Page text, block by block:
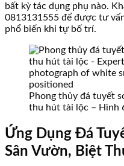
bất kỳ tác dụng phụ nào.
0813131555 để được tư
phổ biến khi tự bố trí.
Phong thủy đá tuyết
thu hút tài lộc – Hình
Ứng Dụng Đá
Sân Vườn, Biệt